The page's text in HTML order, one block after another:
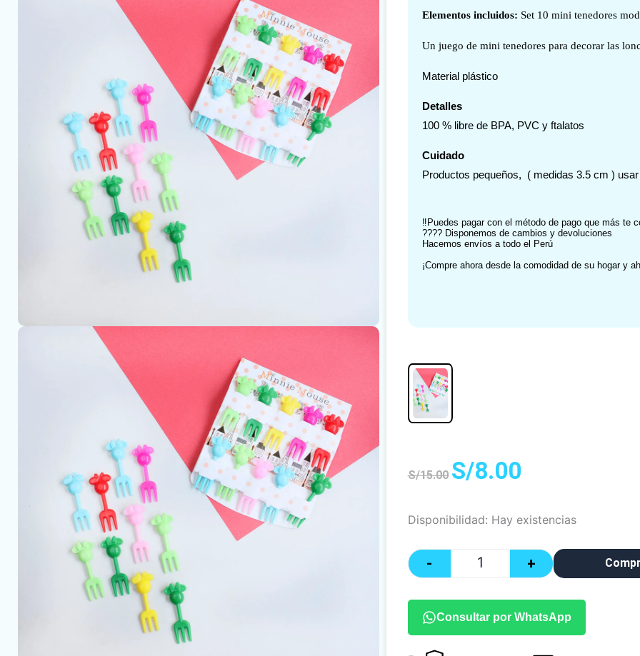
Elementos incluidos: Set 10 mini tenedores
Un juego de mini tenedores para decorar las
Material plástico
Detalles
100 % libre de BPA, PVC y ftalatos
Cuidado
Productos pequeños, ( medidas 3.5 cm )
‼️Puedes pagar con el método de pago que más te
???? Disponemos de cambios y devoluciones
Hacemos envíos a todo el Perú
¡Compre ahora desde la comodidad de su hogar y
S/15.00
El
precio
era:
S/8.00precio
es:
Disponibilidad: Hay existencias
Quantity
- +
Consultar por WhatsApp